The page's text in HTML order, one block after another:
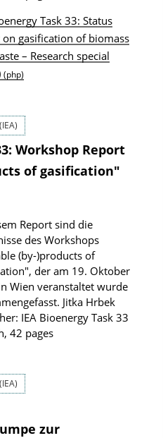
Task 33: Status
gasification of biomass
– Research special
(php)
Workshop Report
of gasification"
Report sind die
des Workshops
(by-)products of
der am 19. Oktober
Wien veranstaltet wurde
Jitka Hrbek
IEA Bioenergy Task 33
42 pages
zur